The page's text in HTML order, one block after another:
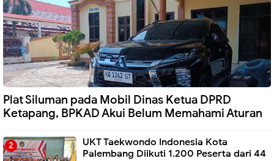
Plat Siluman pada Mobil Dinas Ketua DPRD
Ketapang, BPKAD Akui Belum Memahami Aturan
UKT Taekwondo Indonesia Kota
Palembang Diikuti 1.200 Peserta dari 44